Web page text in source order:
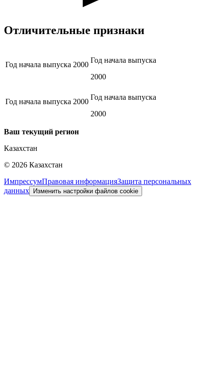
Отличительные признаки
Год начала выпуска 2000
Год начала выпуска
2000
Год начала выпуска 2000
Год начала выпуска
2000
Ваш текущий регион
Казахстан
© 2026 Казахстан
ИмпрессумПравовая информацияЗащита персональных
данных Изменить настройки файлов cookie